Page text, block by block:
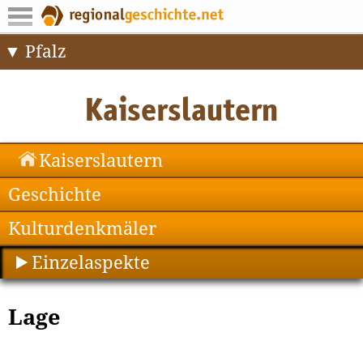
Pfalz
Kaiserslautern
Geschichte
Kulturdenkmäler
Einzelaspekte
Lage